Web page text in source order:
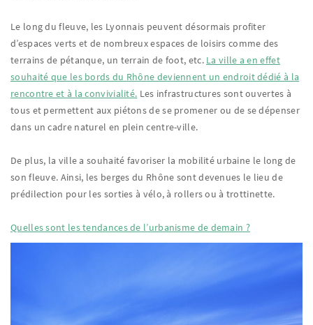
Le long du fleuve, les Lyonnais peuvent désormais profiter
d’espaces verts et de nombreux espaces de loisirs comme des
terrains de pétanque, un terrain de foot, etc. La ville a en effet
souhaité que les bords du Rhône deviennent un endroit dédié à la
rencontre et à la convivialité. Les infrastructures sont ouvertes à
tous et permettent aux piétons de se promener ou de se dépenser
dans un cadre naturel en plein centre-ville.
De plus, la ville a souhaité favoriser la mobilité urbaine le long de
son fleuve. Ainsi, les berges du Rhône sont devenues le lieu de
prédilection pour les sorties à vélo, à rollers ou à trottinette.
Quelles sont les tendances de l’urbanisme de demain ?